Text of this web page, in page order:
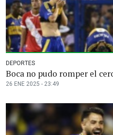
DEPORTES
Boca no pudo romper el
26 ENE 2025 - 23:49